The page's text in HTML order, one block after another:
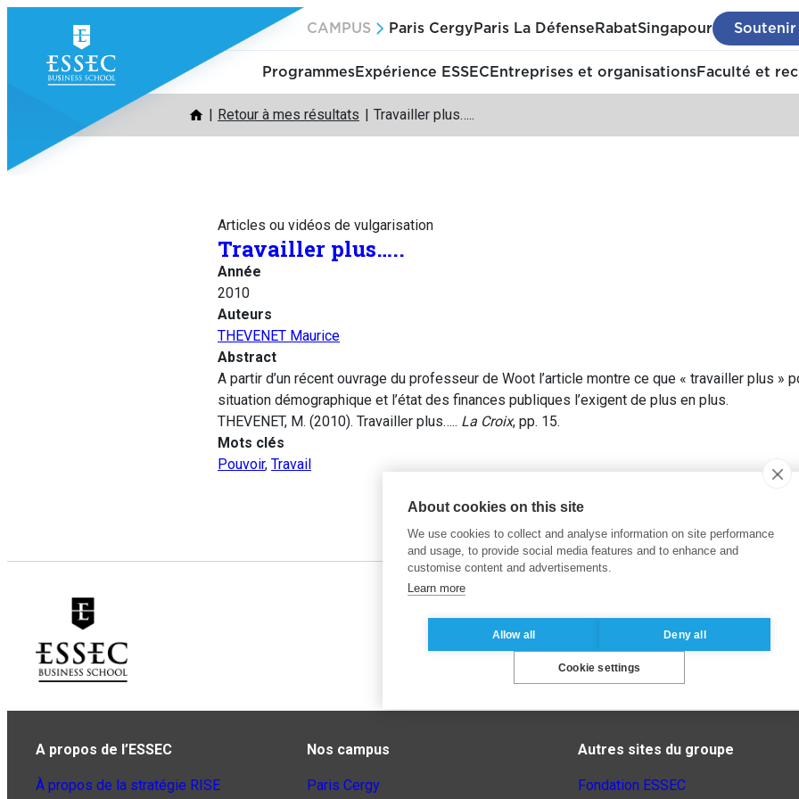
contenu
CAMPUS Paris Cergy Paris La Défense RabatSingapour Soutenir
ProgrammesExpérience ESSEC Entreprises et organisationsFaculté et
Retour à mes résultats Travailler plus…..
Articles ou vidéos de vulgarisation
Travailler plus…..
Année
2010
Auteurs
THEVENET Maurice
Abstract
A partir d’un récent ouvrage du professeur de Woot l’article montre ce que « travailler plus »
situation démographique et l’état des finances publiques l’exigent de plus en plus.
THEVENET, M. (2010). Travailler plus….. La Croix, pp. 15.
Mots clés
Pouvoir, Travail
A propos de l’ESSEC
À propos de la stratégie RISE
Nos campus
Paris Cergy
Autres sites du groupe
Fondation ESSEC
About cookies on this site
We use cookies to collect and analyse information on site performance
and usage, to provide social media features and to enhance and
customise content and advertisements.
Learn more
Allow all Deny all
Cookie settings